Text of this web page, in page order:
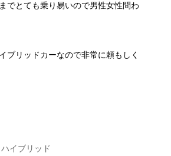
でとても乗り易いので男性女性問わ
ブリッドカーなので非常に頼もしく
イブリッド